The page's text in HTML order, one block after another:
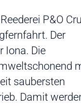
P&O
Der
Iona. Die
saubersten
Damit